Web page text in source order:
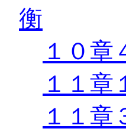
衡
１０
１１
１１